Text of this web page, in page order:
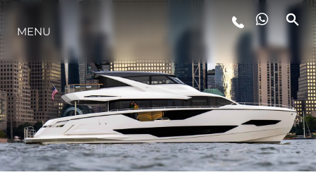
STYLE DE VIE
L'INNOVATION
LA SOCIÉTÉ
MENU